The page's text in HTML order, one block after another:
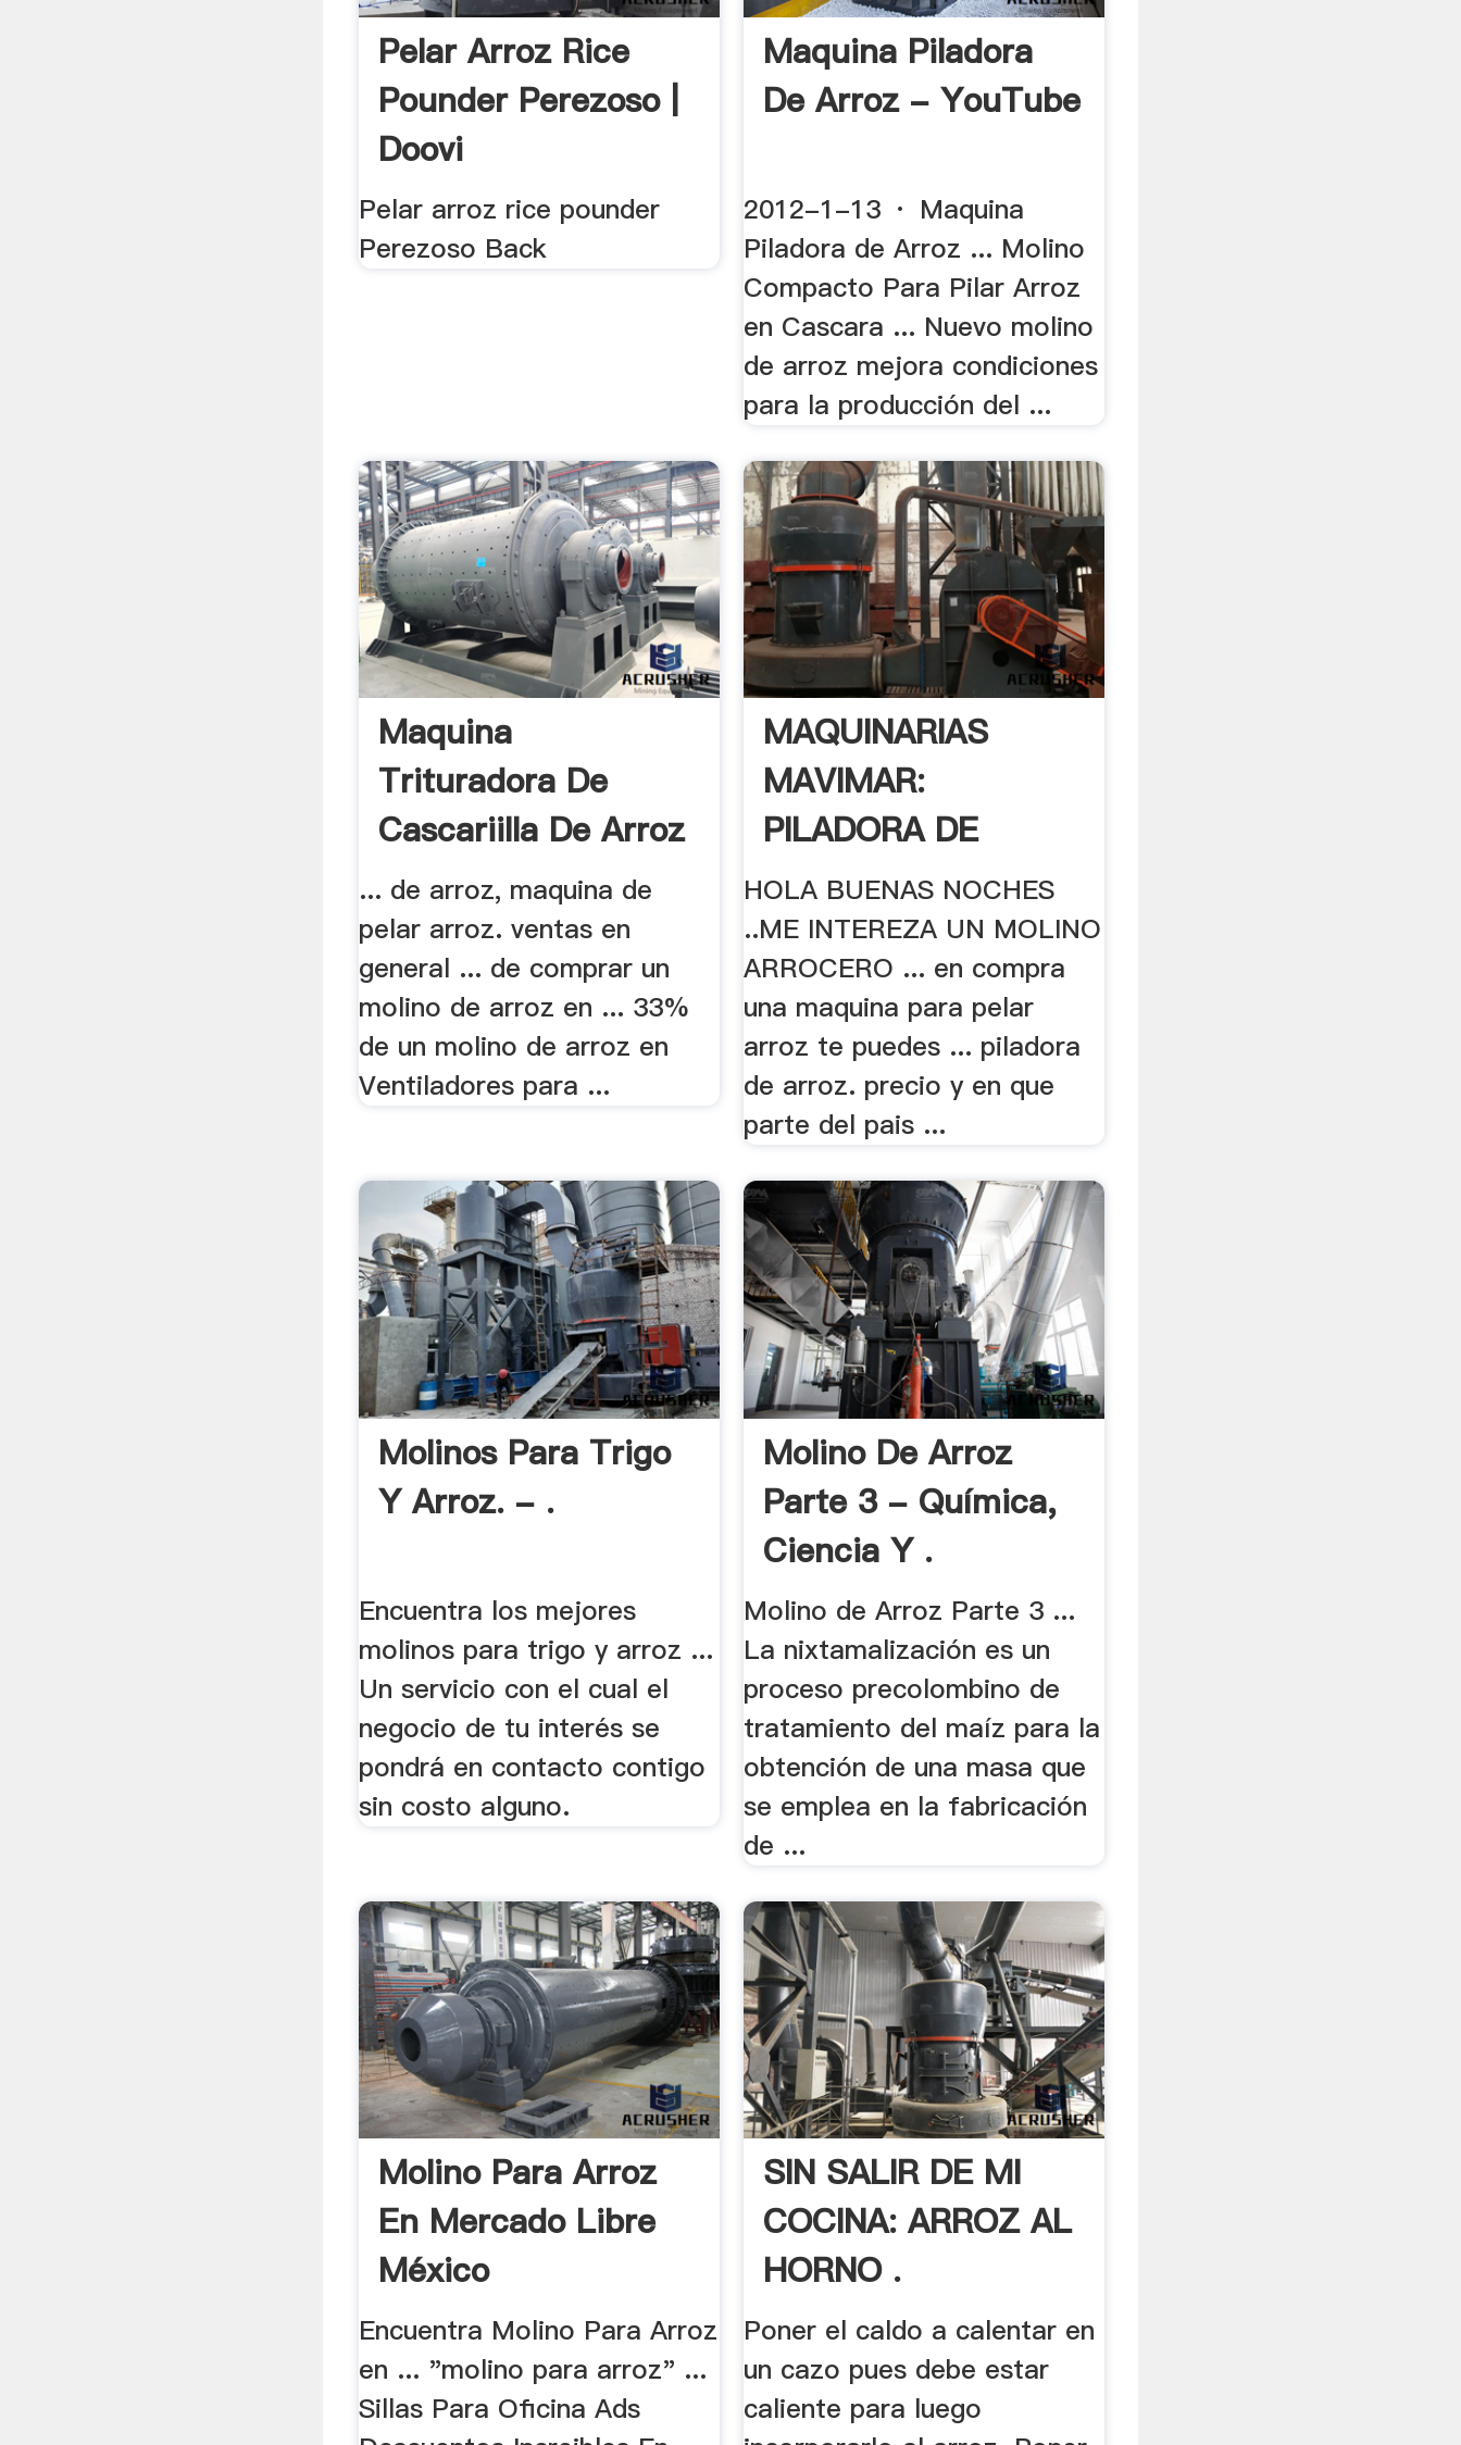
Pelar Arroz Rice
Pounder Perezoso |
Doovi
Pelar arroz rice pounder
Perezoso Back
Maquina Piladora
De Arroz - YouTube
2012-1-13 · Maquina
Piladora de Arroz ... Molino
Compacto Para Pilar Arroz
en Cascara ... Nuevo molino
de arroz mejora condiciones
para la producción del ...
Maquina
Trituradora De
Cascariilla De Arroz
En .
... de arroz, maquina de
pelar arroz. ventas en
general ... de comprar un
molino de arroz en ... 33%
de un molino de arroz en
Ventiladores para ...
MAQUINARIAS
MAVIMAR:
PILADORA DE
ARROZ
HOLA BUENAS NOCHES
..ME INTEREZA UN MOLINO
ARROCERO ... en compra
una maquina para pelar
arroz te puedes ... piladora
de arroz. precio y en que
parte del pais ...
Molinos Para Trigo
Y Arroz. - .
Encuentra los mejores
molinos para trigo y arroz ...
Un servicio con el cual el
negocio de tu interés se
pondrá en contacto contigo
sin costo alguno.
Molino De Arroz
Parte 3 - Química,
Ciencia Y .
Molino de Arroz Parte 3 ...
La nixtamalización es un
proceso precolombino de
tratamiento del maíz para la
obtención de una masa que
se emplea en la fabricación
de ...
Molino Para Arroz
En Mercado Libre
México
Encuentra Molino Para Arroz
en ... "molino para arroz" ...
Sillas Para Oficina Ads
SIN SALIR DE MI
COCINA: ARROZ AL
HORNO .
Poner el caldo a calentar en
un cazo pues debe estar
caliente para luego